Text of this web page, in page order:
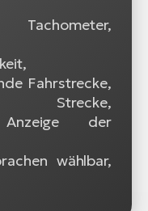
Tachometer,
Fahrstrecke,
Strecke,
Anzeige der
wählbar,